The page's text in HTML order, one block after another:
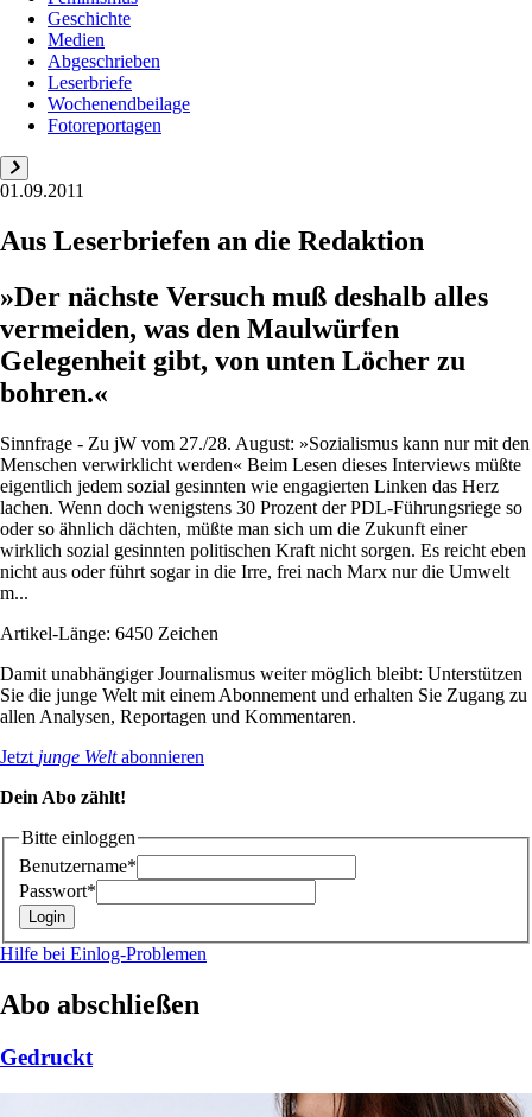
Geschichte
Medien
Abgeschrieben
Leserbriefe
Wochenendbeilage
Fotoreportagen
01.09.2011
Aus Leserbriefen an die Redaktion
»Der nächste Versuch muß deshalb alles
vermeiden, was den Maulwürfen
Gelegenheit gibt, von unten Löcher zu
bohren.«
Sinnfrage - Zu jW vom 27./28. August: »Sozialismus kann nur mit den
Menschen verwirklicht werden« Beim Lesen dieses Interviews müßte
eigentlich jedem sozial gesinnten wie engagierten Linken das Herz
lachen. Wenn doch wenigstens 30 Prozent der PDL-Führungsriege so
oder so ähnlich dächten, müßte man sich um die Zukunft einer
wirklich sozial gesinnten politischen Kraft nicht sorgen. Es reicht eben
nicht aus oder führt sogar in die Irre, frei nach Marx nur die Umwelt
m...
Artikel-Länge: 6450 Zeichen
Damit unabhängiger Journalismus weiter möglich bleibt: Unterstützen
Sie die junge Welt mit einem Abonnement und erhalten Sie Zugang zu
allen Analysen, Reportagen und Kommentaren.
Jetzt junge Weltabonnieren
Dein Abo zählt!
Bitte einloggen
Benutzername*
Passwort*
Hilfe bei Einlog-Problemen
Abo abschließen
Gedruckt